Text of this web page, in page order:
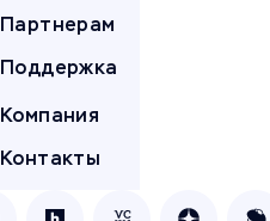
Партнерам
Поддержка
Компания
Контакты